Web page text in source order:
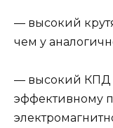
— высокий
чем у
— высокий КПД
эффективному